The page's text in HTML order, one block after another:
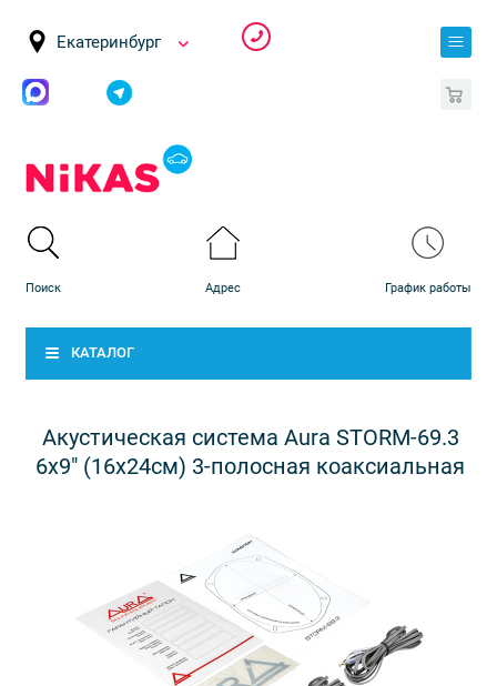
Екатеринбург
КАТАЛОГ
Акустическая система Aura STORM-69.3
6x9" (16x24см) 3-полосная коаксиальная